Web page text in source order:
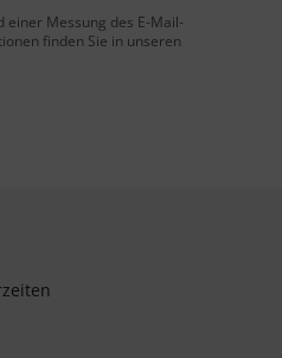
einer Messung des E-Mail-
finden Sie in unseren